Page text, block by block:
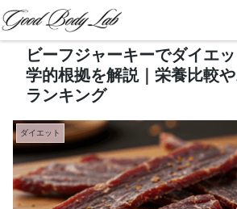
ビーフジャーキーでダイエ
学的根拠を解説｜栄養比較
ランキング
ダイエット